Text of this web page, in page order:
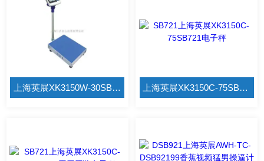
上海英展XK3150W-30SB731计重电子秤 上海英展XK3150C-75SB721电子秤